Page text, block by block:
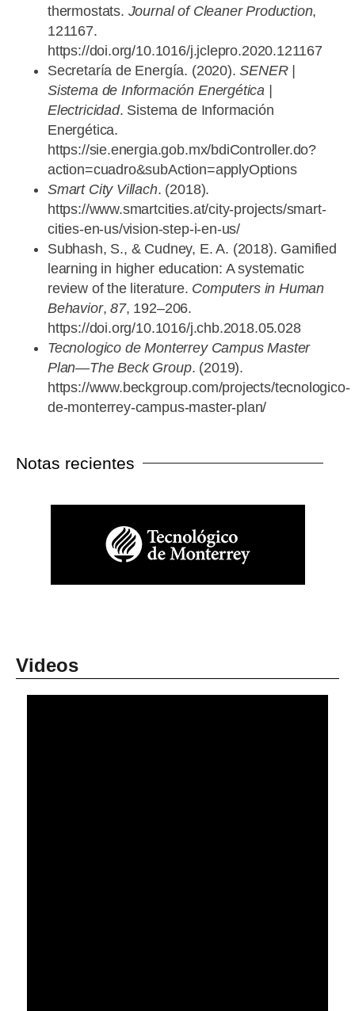
thermostats. Journal of Cleaner Production,
121167.
https://doi.org/10.1016/j.jclepro.2020.121167
Secretaría de Energía. (2020).SENER |
Sistema de Información Energética |
Electricidad. Sistema de Información
Energética.
https://sie.energia.gob.mx/bdiController.do?
action=cuadro&subAction=applyOptions
Smart City Villach. (2018).
https://www.smartcities.at/city-projects/smart-
cities-en-us/vision-step-i-en-us/
Subhash, S., & Cudney, E. A. (2018). Gamified
learning in higher education: A systematic
review of the literature. Computers in Human
Behavior,87, 192–206.
https://doi.org/10.1016/j.chb.2018.05.028
Tecnologico de Monterrey Campus Master
Plan—The Beck Group. (2019).
https://www.beckgroup.com/projects/tecnologico-
de-monterrey-campus-master-plan/
Notas recientes
Videos